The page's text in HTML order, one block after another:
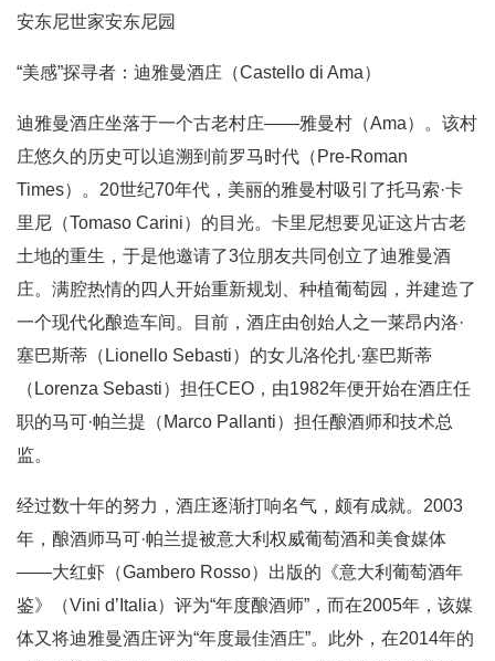
安东尼世家安东尼园
“美感”探寻者：迪雅曼酒庄（Castello di Ama）
迪雅曼酒庄坐落于一个古老村庄——雅曼村（Ama）。该村
庄悠久的历史可以追溯到前罗马时代（Pre-Roman
Times）。20世纪70年代，美丽的雅曼村吸引了托马索·卡
里尼（Tomaso Carini）的目光。卡里尼想要见证这片古老
土地的重生，于是他邀请了3位朋友共同创立了迪雅曼酒
庄。满腔热情的四人开始重新规划、种植葡萄园，并建造了
一个现代化酿造车间。目前，酒庄由创始人之一莱昂内洛·
塞巴斯蒂（Lionello Sebasti）的女儿洛伦扎·塞巴斯蒂
（Lorenza Sebasti）担任CEO，由1982年便开始在酒庄任
职的马可·帕兰提（Marco Pallanti）担任酿酒师和技术总
监。
经过数十年的努力，酒庄逐渐打响名气，颇有成就。2003
年，酿酒师马可·帕兰提被意大利权威葡萄酒和美食媒体
——大红虾（Gambero Rosso）出版的《意大利葡萄酒年
鉴》（Vini d’Italia）评为“年度酿酒师”，而在2005年，该媒
体又将迪雅曼酒庄评为“年度最佳酒庄”。此外，在2014年的